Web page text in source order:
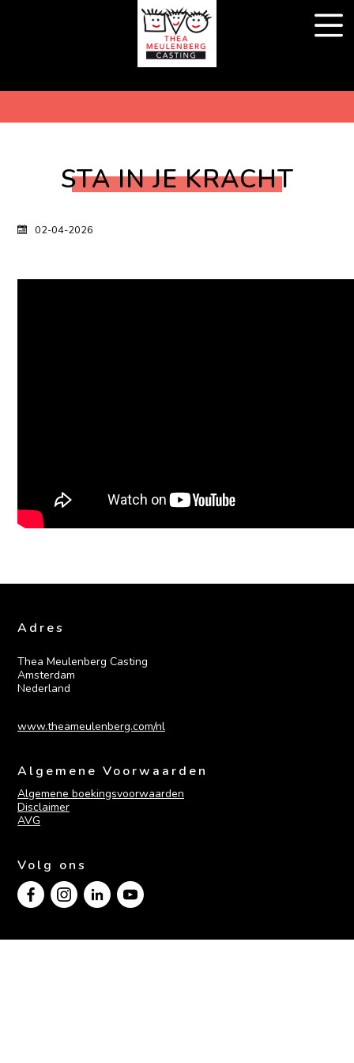
STA IN JE KRACHT
02-04-2026
Adres
Thea Meulenberg Casting
Amsterdam
Nederland
www.theameulenberg.com/nl
Algemene Voorwaarden
Algemene boekingsvoorwaarden
Disclaimer
AVG
Volg ons